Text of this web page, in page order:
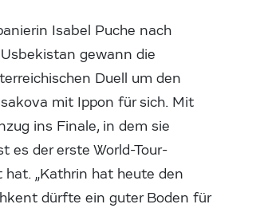
Isabel Puche nach
gewann die
Duell um den
mit Ippon für sich. Mit
ins Finale, in dem sie
es der erste World-Tour-
„Kathrin hat heute den
dürfte ein guter Boden für